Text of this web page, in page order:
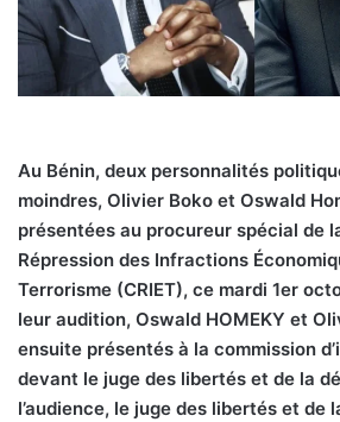
Au Bénin, deux personnalités
moindres, Olivier Boko et Oswald
présentées au procureur spécial de
Répression des Infractions
Terrorisme (CRIET), ce mardi 1er
leur audition, Oswald HOMEKY et
ensuite présentés à la commission
devant le juge des libertés et de la
l’audience, le juge des libertés et de